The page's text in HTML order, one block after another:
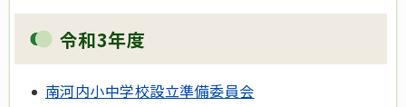
令和3年度
南河内小中学校設立準備委員会